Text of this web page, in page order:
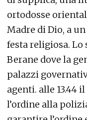
ortodosse
Madre di Dio, a
festa religiosa. Lo
Berane dove la
palazzi
agenti. alle 13.44
l’ordine alla